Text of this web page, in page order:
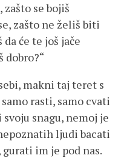
se bojiš
zašto ne želiš biti
da će te još jače
dobro?“
makni taj teret s
rasti, samo cvati
snagu, nemoj je
ljudi bacati
im je pod nas.